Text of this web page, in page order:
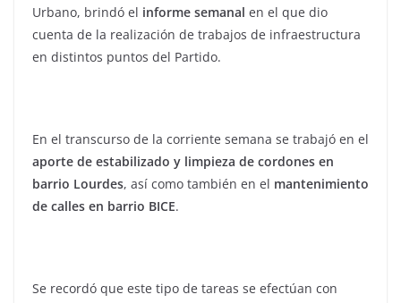
Urbano, brindó el informe semanal en el que dio
cuenta de la realización de trabajos de infraestructura
en distintos puntos del Partido.
En el transcurso de la corriente semana se trabajó en el
aporte de estabilizado y limpieza de cordones en
barrio Lourdes, así como también en el mantenimiento
de calles en barrio BICE.
Se recordó que este tipo de tareas se efectúan con